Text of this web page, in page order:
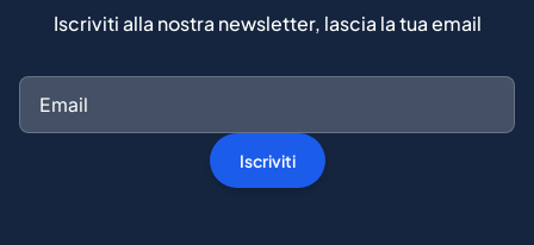
Iscriviti alla nostra newsletter, lascia la tua email
Iscriviti